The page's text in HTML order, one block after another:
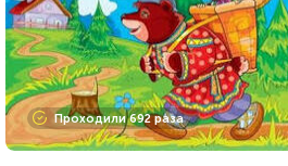
Проходили 692 раза